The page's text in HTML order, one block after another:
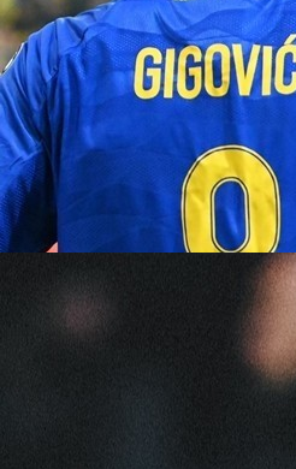
Večeras utakmica
žestoka poruka za
Autor:
BHFudbal.ba
11:26, 12.11.2023